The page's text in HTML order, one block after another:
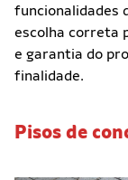
funcionalidades
escolha correta
e garantia do
finalidade.
Pisos de